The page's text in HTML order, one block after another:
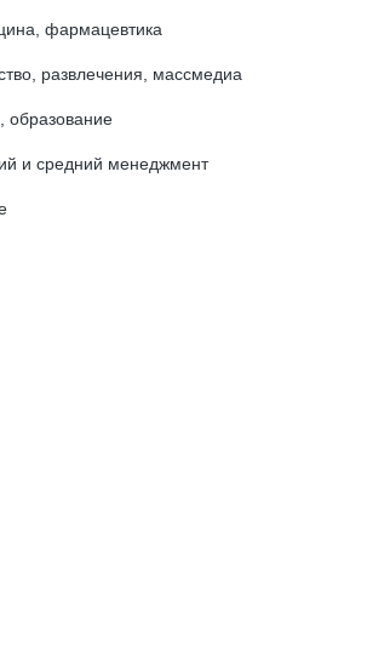
фармацевтика
развлечения, массмедиа
образование
и средний менеджмент